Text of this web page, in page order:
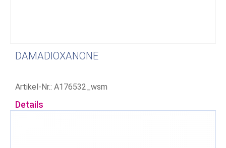
DAMADIOXANONE
Artikel-Nr.: A176532_wsm
Details